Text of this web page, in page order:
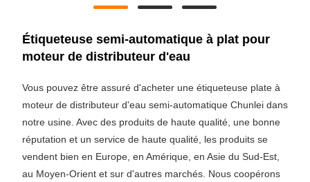
Étiqueteuse semi-automatique à plat pour
moteur de distributeur d'eau
Vous pouvez être assuré d'acheter une étiqueteuse plate à
moteur de distributeur d'eau semi-automatique Chunlei dans
notre usine. Avec des produits de haute qualité, une bonne
réputation et un service de haute qualité, les produits se
vendent bien en Europe, en Amérique, en Asie du Sud-Est,
au Moyen-Orient et sur d'autres marchés. Nous coopérons